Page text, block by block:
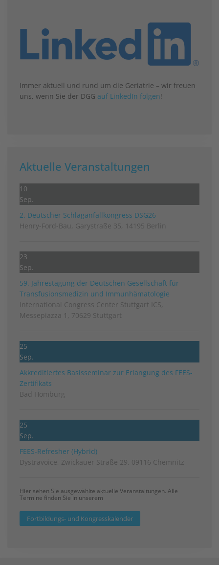
Immer aktuell und rund um die Geriatrie – wir freuen
uns, wenn Sie der DGG auf LinkedIn folgen!
Aktuelle Veranstaltungen
10
Sep.
2. Deutscher Schlag­anfall­kongress DSG26
Henry-Ford-Bau, Garystraße 35, 14195 Berlin
23
Sep.
59. Jahrestagung der Deutschen Gesellschaft für
Transfusionsmedizin und Immunhämatologie
International Congress Center Stuttgart ICS,
Messepiazza 1, 70629 Stuttgart
25
Sep.
Akkreditiertes Basisseminar zur Erlangung des FEES-
Zertifikats
Bad Homburg
25
Sep.
FEES-Refresher (Hybrid)
Dystravoice, Zwickauer Straße 29, 09116 Chemnitz
Hier sehen Sie ausgewählte aktuelle Veranstaltungen. Alle
Termine finden Sie in unserem
Fortbildungs- und Kongresskalender